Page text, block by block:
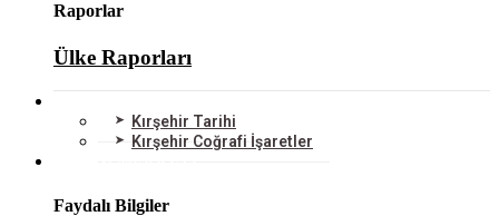
Raporlar
Ülke Raporları
Kırşehir Tarihi
Kırşehir Coğrafi İşaretler
Faydalı Bilgiler